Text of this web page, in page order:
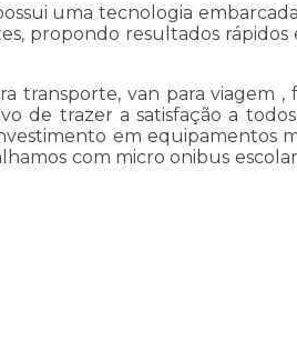
uma tecnologia
propondo resultados rápidos
transporte, van para viagem
de trazer a satisfação a
em equipamentos
com micro onibus